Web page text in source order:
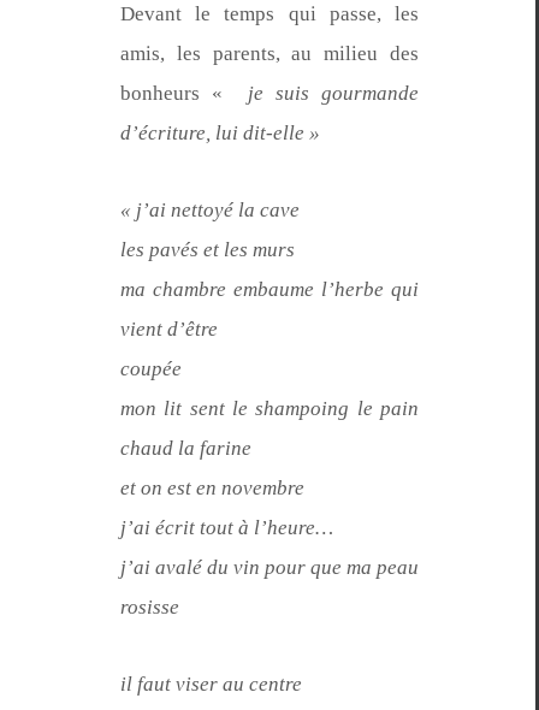
Devant le temps qui passe, les
amis, les par­ents, au milieu des
bon­heurs « je suis gour­mande
d’écri­t­ure, lui dit-elle »
« j’ai net­toyé la cave
les pavés et les murs
ma cham­bre embaume l’herbe qui
vient d’être
coupée
mon lit sent le sham­po­ing le pain
chaud la farine
et on est en novembre
j’ai écrit tout à l’heure…
j’ai avalé du vin pour que ma peau
rosisse
il faut vis­er au centre